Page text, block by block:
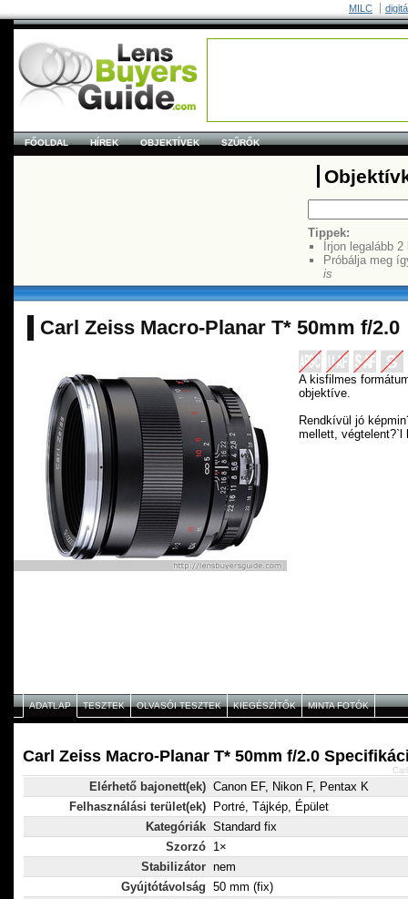
MILC
FŐOLDAL HÍREK OBJEKTÍVEK SZŰRŐK
Tippek:
Írjon legalább
Próbálja meg
is
Carl Zeiss Macro-Planar T* 50mm f/2.0
A kisfilmes
objektíve.
Rendkívül jó
mellett, végtelent?`l
ADATLAP TESZTEK OLVASÓI TESZTEK KIEGÉSZÍTŐK MINTA FOTÓK
Carl Zeiss Macro-Planar T* 50mm f/2.0
Elérhető bajonett(ek) Canon EF, Nikon F, Pentax K
Felhasználási terület(ek)
Portré, Tájkép, Épület
Kategóriák Standard fix
Szorzó 1×
Stabilizátor nem
Gyújtótávolság 50 mm (fix)